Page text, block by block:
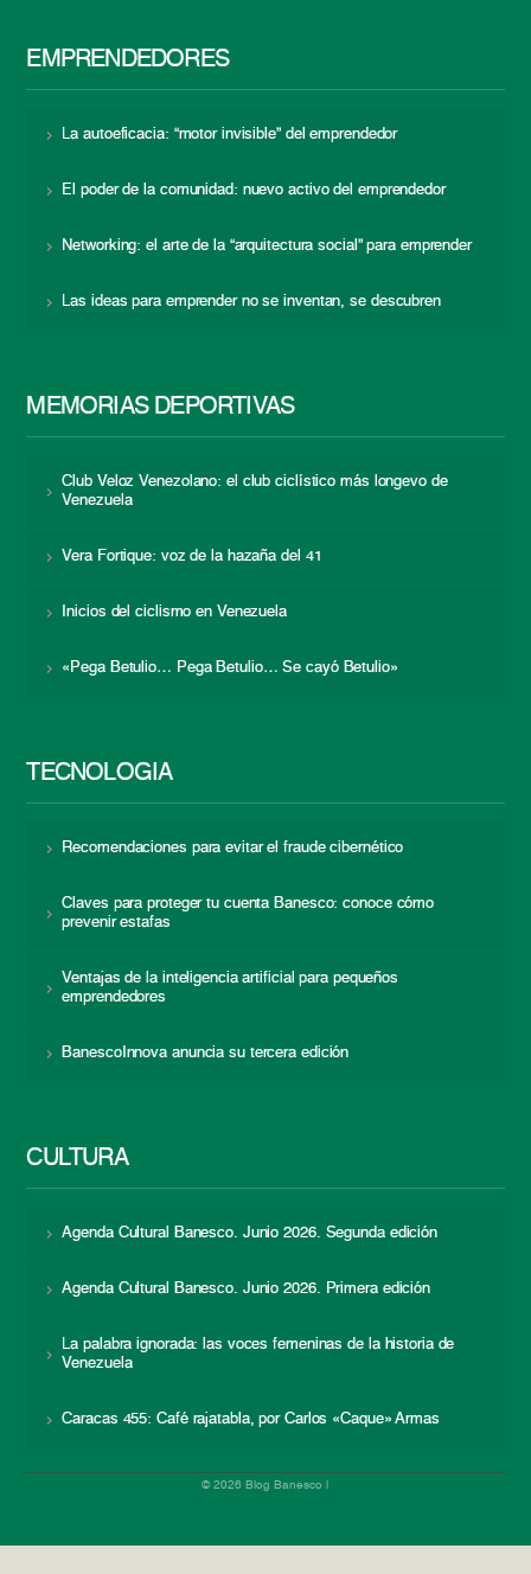
EMPRENDEDORES
La autoeficacia: “motor invisible” del emprendedor
El poder de la comunidad: nuevo activo del emprendedor
Networking: el arte de la “arquitectura social” para emprender
Las ideas para emprender no se inventan, se descubren
MEMORIAS DEPORTIVAS
Club Veloz Venezolano: el club ciclístico más longevo de
Venezuela
Vera Fortique: voz de la hazaña del 41
Inicios del ciclismo en Venezuela
«Pega Betulio… Pega Betulio… Se cayó Betulio»
TECNOLOGÍA
Recomendaciones para evitar el fraude cibernético
Claves para proteger tu cuenta Banesco: conoce cómo
prevenir estafas
Ventajas de la inteligencia artificial para pequeños
emprendedores
BanescoInnova anuncia su tercera edición
CULTURA
Agenda Cultural Banesco. Junio 2026. Segunda edición
Agenda Cultural Banesco. Junio 2026. Primera edición
La palabra ignorada: las voces femeninas de la historia de
Venezuela
Caracas 455: Café rajatabla, por Carlos «Caque» Armas
© 2026 Blog Banesco |